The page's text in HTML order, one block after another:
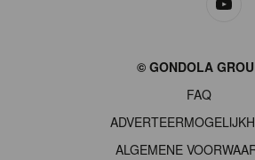
© GONDOLA
FAQ
ALGEMENE